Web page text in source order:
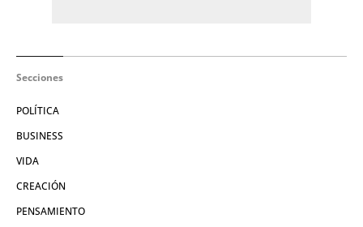
Secciones
POLÍTICA
BUSINESS
VIDA
CREACIÓN
PENSAMIENTO